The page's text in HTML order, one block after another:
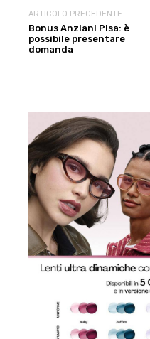
ARTICOLO PRECEDENTE
Bonus Anziani Pisa: è
possibile presentare
domanda